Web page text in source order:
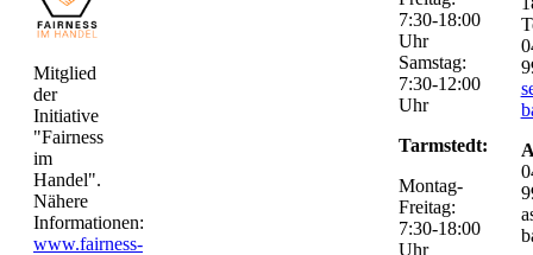
Mitglied
der
Initiative
"Fairness
im
Handel".
Nähere
Informationen:
www.fairness-
7:30-18:00
Uhr
Samstag:
7:30-12:00
Uhr
Tarmstedt:
Montag-
Freitag:
7:30-18:00
Uhr